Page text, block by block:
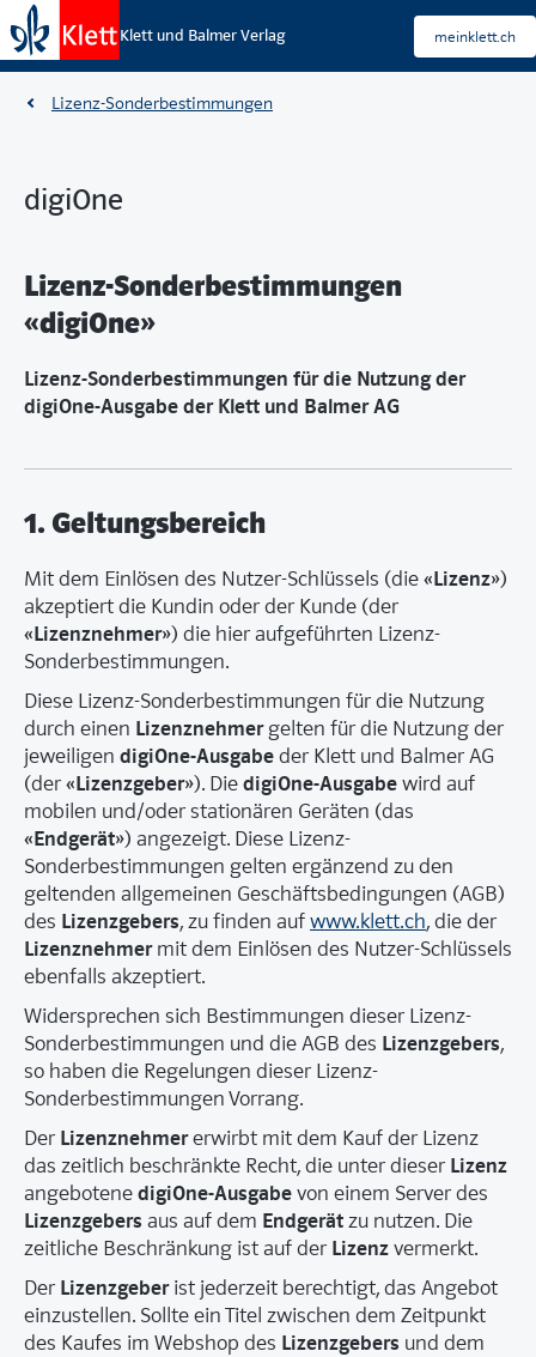
Klett und Balmer Verlag meinklett.ch
Lizenz-Sonderbestimmungen
digiOne
Lizenz-Sonderbestimmungen
«digiOne»
Lizenz-Sonderbestimmungen für die Nutzung der
digiOne-Ausgabe der Klett und Balmer AG
1. Geltungsbereich
Mit dem Einlösen des Nutzer-Schlüssels (die«Lizenz»)
akzeptiert die Kundin oder der Kunde (der
«Lizenznehmer») die hier aufgeführten Lizenz-
Sonderbestimmungen.
Diese Lizenz-Sonderbestimmungen für die Nutzung
durch einen Lizenznehmergelten für die Nutzung der
jeweiligen digiOne-Ausgabeder Klett und Balmer AG
(der«Lizenzgeber»). DiedigiOne-Ausgabewird auf
mobilen und/oder stationären Geräten (das
«Endgerät») angezeigt. Diese Lizenz-
Sonderbestimmungen gelten ergänzend zu den
geltenden allgemeinen Geschäftsbedingungen (AGB)
des Lizenzgebers, zu finden aufwww.klett.ch, die der
Lizenznehmermit dem Einlösen des Nutzer-Schlüssels
ebenfalls akzeptiert.
Widersprechen sich Bestimmungen dieser Lizenz-
Sonderbestimmungen und die AGB des Lizenzgebers,
so haben die Regelungen dieser Lizenz-
Sonderbestimmungen Vorrang.
Der Lizenznehmererwirbt mit dem Kauf der Lizenz
das zeitlich beschränkte Recht, die unter dieser Lizenz
angebotenedigiOne-Ausgabevon einem Server des
Lizenzgebers aus auf dem Endgerätzu nutzen. Die
zeitliche Beschränkung ist auf der Lizenzvermerkt.
Der Lizenzgeberist jederzeit berechtigt, das Angebot
einzustellen. Sollte ein Titel zwischen dem Zeitpunkt
des Kaufes im Webshop des Lizenzgebers und dem